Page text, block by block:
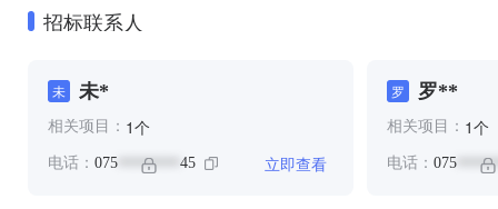
招标联系人
未 未*
相关项目： 1个
电话： 075 ******** 45 立即查看
罗 罗**
相关项目： 1个
电话： 075